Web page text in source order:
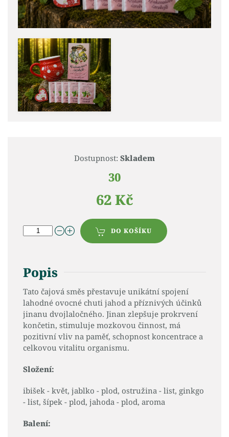
Dostupnost: Skladem
30
62 Kč
DO KOŠÍKU
Popis
Tato čajová směs přestavuje unikátní spojení
lahodné ovocné chuti jahod a příznivých účinků
jinanu dvojlaločného. Jinan zlepšuje prokrvení
končetin, stimuluje mozkovou činnost, má
pozitivní vliv na paměť, schopnost koncentrace a
celkovou vitalitu organismu.
Složení:
ibišek - květ, jablko - plod, ostružina - list, ginkgo
- list, šípek - plod, jahoda - plod, aroma
Balení: